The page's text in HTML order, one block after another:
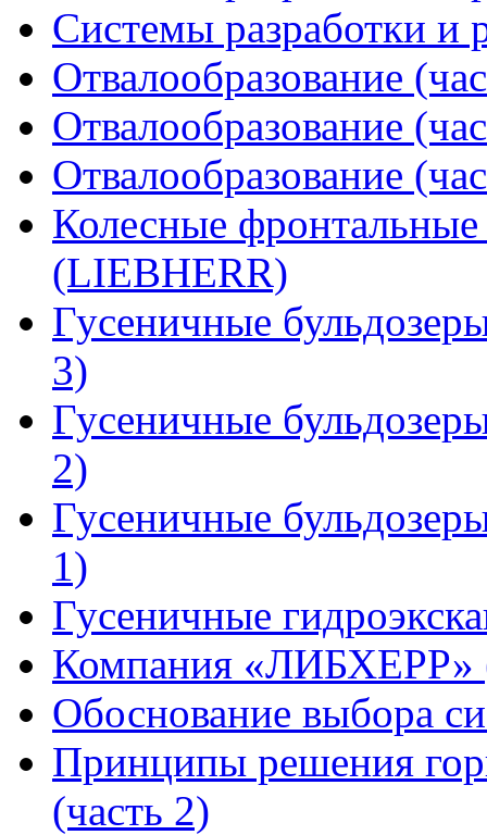
Системы разработки и
Отвалообразование
Отвалообразование
Отвалообразование
Колесные
(LIEBHERR)
Гусеничные
3)
Гусеничные
2)
Гусеничные
1)
Гусеничные
Компания «ЛИБХЕРР»
Обоснование выбора
Принципы решения
(часть 2)